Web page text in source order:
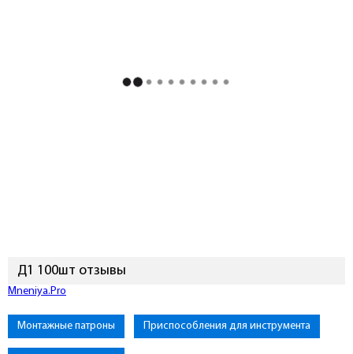
Д1 100шт отзывы
Mneniya.Pro
Монтажные патроны Приспособления для инструмента